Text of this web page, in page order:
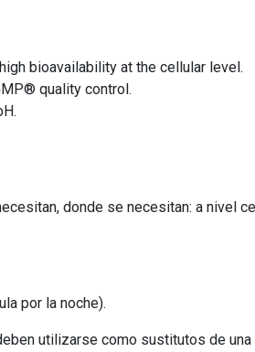
bioavailability at the cellular level.
quality control.
donde se necesitan: a nivel
por la noche).
utilizarse como sustitutos de